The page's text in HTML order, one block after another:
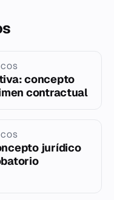
concepto
contractual
jurídico